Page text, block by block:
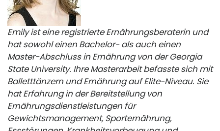
Emily ist eine registrierte Ernährungsberaterin und
hat sowohl einen Bachelor- als auch einen
Master-Abschluss in Ernährung von der Georgia
State University. Ihre Masterarbeit befasste sich mit
Balletttänzern und Ernährung auf Elite-Niveau. Sie
hat Erfahrung in der Bereitstellung von
Ernährungsdienstleistungen für
Gewichtsmanagement, Sporternährung,